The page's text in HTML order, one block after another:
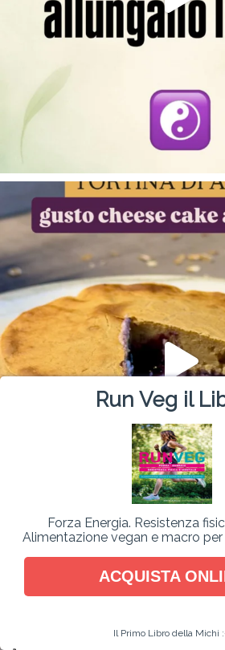
Run Veg il
Forza Energia. Resistenza
Alimentazione vegan e macro per
ACQUISTA
Il Primo Libro della Michi